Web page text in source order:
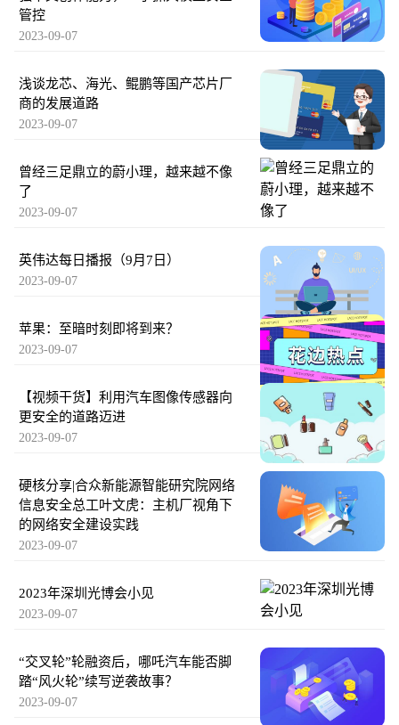
管控
2023-09-07
浅谈龙芯、海光、鲲鹏等国产芯片厂
商的发展道路
2023-09-07
曾经三足鼎立的蔚小理，越来越不像
了
2023-09-07
英伟达每日播报（9月7日）
2023-09-07
苹果：至暗时刻即将到来？
2023-09-07
【视频干货】利用汽车图像传感器向
更安全的道路迈进
2023-09-07
硬核分享|合众新能源智能研究院网络
信息安全总工叶文虎：主机厂视角下
的网络安全建设实践
2023-09-07
2023年深圳光博会小见
2023-09-07
“交叉轮”轮融资后，哪吒汽车能否脚
踏“风火轮”续写逆袭故事？
2023-09-07